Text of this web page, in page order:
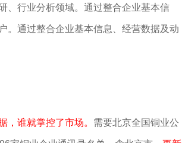
、行业分析领域。通过整合企业基本信
。通过整合企业基本信息、经营数据及动
，谁就掌控了市场。 需要北京全国铜业公